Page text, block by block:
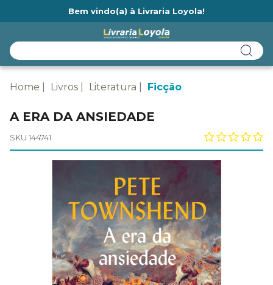
Bem vindo(a) à Livraria Loyola!
Home Livros Literatura Ficção
A ERA DA ANSIEDADE
SKU 144741